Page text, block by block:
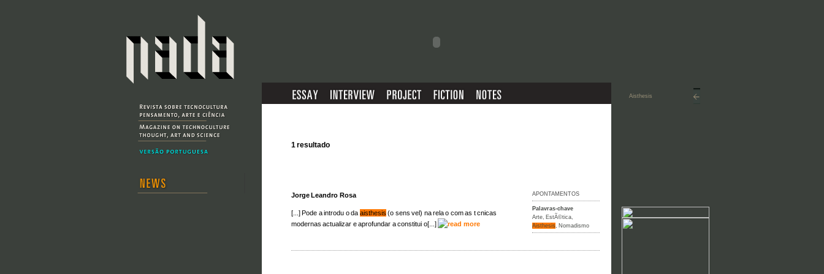
1 resultado
Jorge Leandro Rosa
[...] Pode a introdu o da aisthesis (o sens vel) na rela o com as t cnicas
modernas actualizar e aprofundar a constitui o[...]
APONTAMENTOS
Palavras-chave
Arte EstÃ©tica
Aisthesis
Nomadismo